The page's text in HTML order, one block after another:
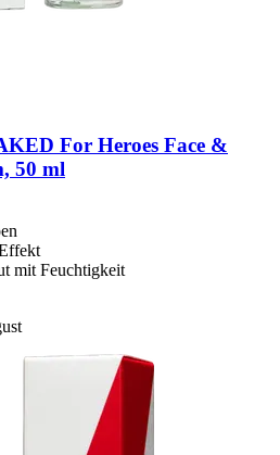
For Heroes Face &
50 ml
mit Feuchtigkeit